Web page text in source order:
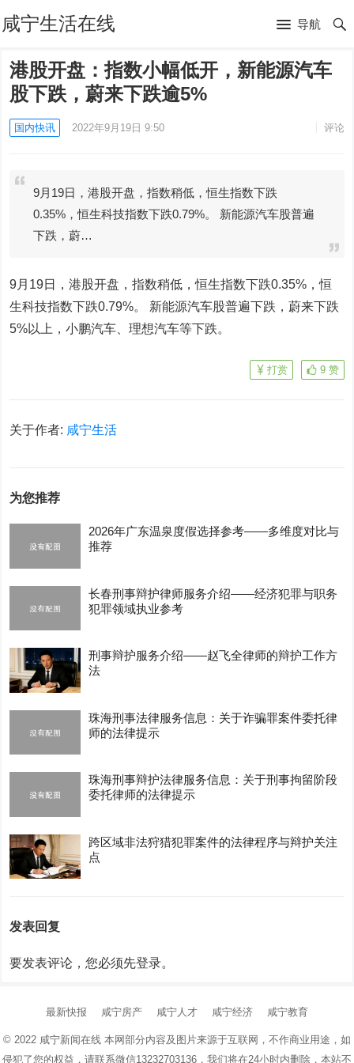
咸宁生活在线 导航
港股开盘：指数小幅低开，新能源汽车
股下跌，蔚来下跌逾5%
国内快讯 2022年9月19日 9:50 评论
9月19日，港股开盘，指数稍低，恒生指数下跌
0.35%，恒生科技指数下跌0.79%。 新能源汽车股普遍
下跌，蔚…
9月19日，港股开盘，指数稍低，恒生指数下跌0.35%，恒
生科技指数下跌0.79%。 新能源汽车股普遍下跌，蔚来下跌
5%以上，小鹏汽车、理想汽车等下跌。
9 赞
打赏
关于作者: 咸宁生活
为您推荐
2026年广东温泉度假选择参考——多维度对比与
推荐
长春刑事辩护律师服务介绍——经济犯罪与职务
犯罪领域执业参考
刑事辩护服务介绍——赵飞全律师的辩护工作方
法
珠海刑事法律服务信息：关于诈骗罪案件委托律
师的法律提示
珠海刑事辩护法律服务信息：关于刑事拘留阶段
委托律师的法律提示
跨区域非法狩猎犯罪案件的法律程序与辩护关注
点
发表回复
要发表评论，您必须先登录。
最新快报 咸宁房产 咸宁人才 咸宁经济 咸宁教育
© 2022 咸宁新闻在线本网部分内容及图片来源于互联网，不作商业用途，如
侵犯了您的权益，请联系微信13232703136，我们将在24小时内删除，本站不